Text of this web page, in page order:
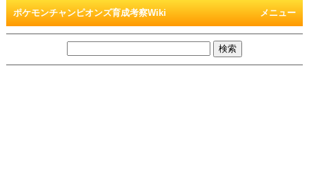
メニュー
ポケモンチャンピオンズ育成考察Wiki